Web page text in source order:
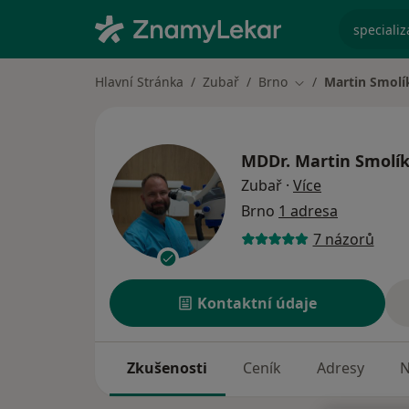
Hlavní Stránka Zubař Brno Změna města
Martin
MDDr. Martin Smolík
Zubař · Více
Brno 1 adresa
7 názorů
Kontaktní údaje
Zkušenosti Ceník Adresy